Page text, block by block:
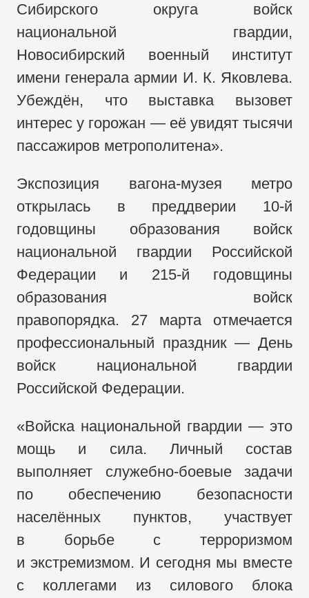
Сибирского округа войск
национальной гвардии,
Новосибирский военный институт
имени генерала армии И. К. Яковлева.
Убеждён, что выставка вызовет
интерес у горожан — её увидят тысячи
пассажиров метрополитена».
Экспозиция вагона-музея метро
открылась в преддверии 10-й
годовщины образования войск
национальной гвардии Российской
Федерации и 215-й годовщины
образования войск
правопорядка. 27 марта отмечается
профессиональный праздник — День
войск национальной гвардии
Российской Федерации.
«Войска национальной гвардии — это
мощь и сила. Личный состав
выполняет служебно-боевые задачи
по обеспечению безопасности
населённых пунктов, участвует
в борьбе с терроризмом
и экстремизмом. И сегодня мы вместе
с коллегами из силового блока